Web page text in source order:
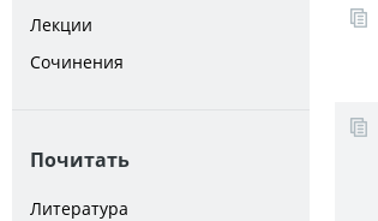
Лекции
Сочинения
Почитать
Литература